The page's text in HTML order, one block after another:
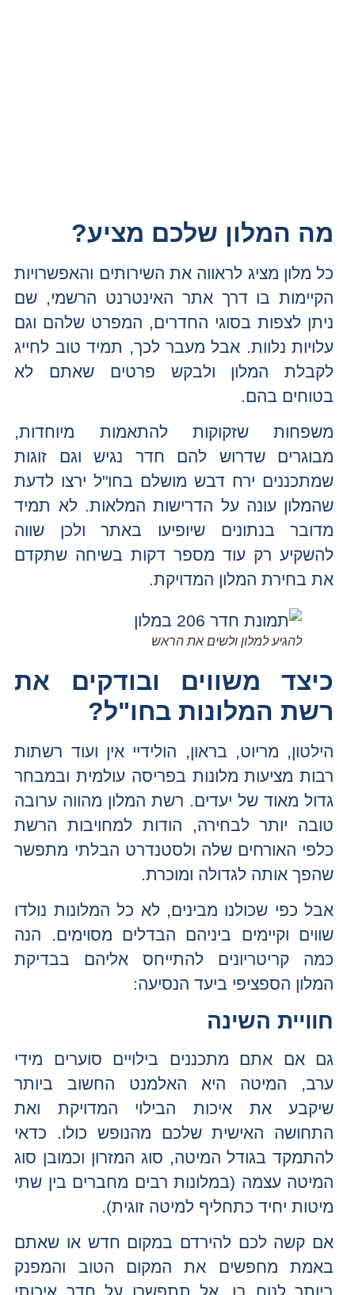
מה המלון שלכם מציע?
כל מלון מציג לראווה את השירותים והאפשרויות
הקיימות בו דרך אתר האינטרנט הרשמי, שם
ניתן לצפות בסוגי החדרים, המפרט שלהם וגם
עלויות נלוות. אבל מעבר לכך, תמיד טוב לחייג
לקבלת המלון ולבקש פרטים שאתם לא
בטוחים בהם.
משפחות שזקוקות להתאמות מיוחדות,
מבוגרים שדרוש להם חדר נגיש וגם זוגות
שמתכננים ירח דבש מושלם בחו"ל ירצו לדעת
שהמלון עונה על הדרישות המלאות. לא תמיד
מדובר בנתונים שיופיעו באתר ולכן שווה
להשקיע רק עוד מספר דקות בשיחה שתקדם
את בחירת המלון המדויקת.
להגיע למלון ולשים את הראש
כיצד משווים ובודקים את
רשת המלונות בחו"ל?
הילטון, מריוט, בראון, הולידיי אין ועוד רשתות
רבות מציעות מלונות בפריסה עולמית ובמבחר
גדול מאוד של יעדים. רשת המלון מהווה ערובה
טובה יותר לבחירה, הודות למחויבות הרשת
כלפי האורחים שלה ולסטנדרט הבלתי מתפשר
שהפך אותה לגדולה ומוכרת.
אבל כפי שכולנו מבינים, לא כל המלונות נולדו
שווים וקיימים ביניהם הבדלים מסוימים. הנה
כמה קריטריונים להתייחס אליהם בבדיקת
המלון הספציפי ביעד הנסיעה:
חוויית השינה
גם אם אתם מתכננים בילויים סוערים מידי
ערב, המיטה היא האלמנט החשוב ביותר
שיקבע את איכות הבילוי המדויקת ואת
התחושה האישית שלכם מהנופש כולו. כדאי
להתמקד בגודל המיטה, סוג המזרון וכמובן סוג
המיטה עצמה (במלונות רבים מחברים בין שתי
מיטות יחיד כתחליף למיטה זוגית).
אם קשה לכם להירדם במקום חדש או שאתם
באמת מחפשים את המקום הטוב והמפנק